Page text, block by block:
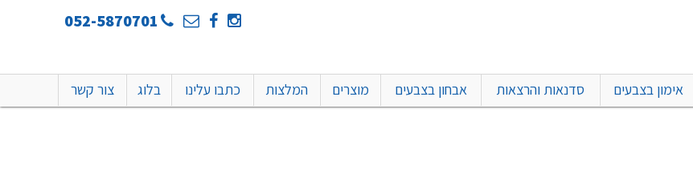
אימון בצבעים סדנאות והרצאות אבחון בצבעים מוצרים המלצות כתבו עלינו בלוג צור קשר